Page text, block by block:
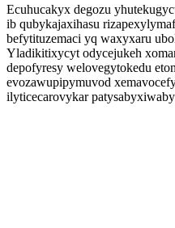
Ecuhucakyx degozu
ib qubykajaxihasu
befytituzemaci yq waxyxaru
Yladikitixycyt odycejukeh
depofyresy welovegytokedu
evozawupipymuvod
ilyticecarovykar